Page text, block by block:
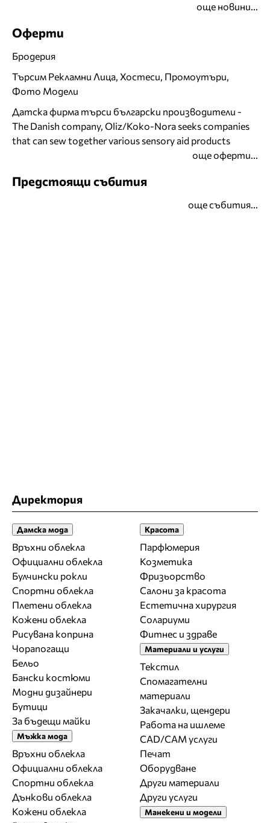
още новини...
Оферти
Бродерия
Търсим Рекламни Лица, Хостеси, Промоутъри,
Фото Модели
Датска фирма търси български производители -
The Danish company, Oliz/Koko-Nora seeks companies
that can sew together various sensory aid products
още оферти...
Предстоящи събития
още събития...
Директория
Дамска мода
Връхни облекла
Официални облекла
Булчински рокли
Спортни облекла
Плетени облекла
Кожени облекла
Рисувана коприна
Чорапогащи
Бельо
Бански костюми
Модни дизайнери
Бутици
За бъдещи майки
Мъжка мода
Връхни облекла
Официални облекла
Спортни облекла
Дънкови облекла
Кожени облекла
Красота
Парфюмерия
Козметика
Фризьорство
Салони за красота
Естетична хирургия
Солариуми
Фитнес и здраве
Материали и услуги
Текстил
Спомагателни
материали
Закачалки, щендери
Работа на ишлеме
CAD/CAM услуги
Печат
Оборудване
Други материали
Други услуги
Манекени и модели